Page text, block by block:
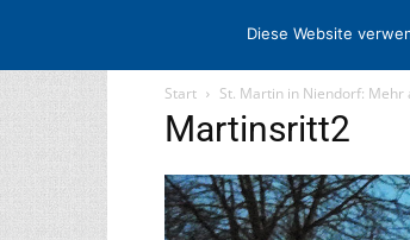
STARTSEITE ARCHIV
Start St. Martin in Niendorf:
Martinsritt2
Diese Website